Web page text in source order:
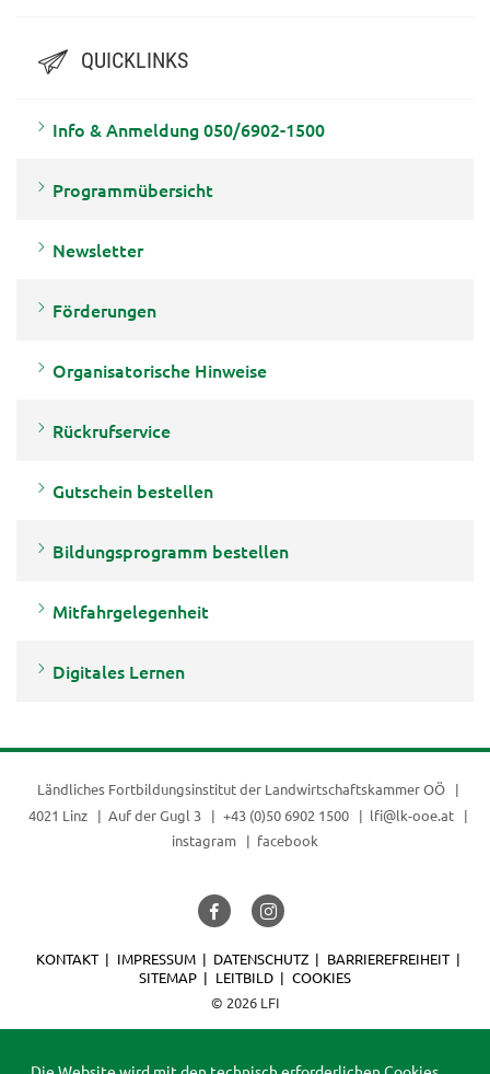
QUICKLINKS
Info & Anmeldung 050/6902-1500
Programmübersicht
Newsletter
Förderungen
Organisatorische Hinweise
Rückrufservice
Gutschein bestellen
Bildungsprogramm bestellen
Mitfahrgelegenheit
Digitales Lernen
Ländliches Fortbildungsinstitut der Landwirtschaftskammer OÖ
4021 Linz
Auf der Gugl 3 +43 (0)50 6902 1500
lfi@lk-ooe.at
instagram
facebook
© 2026 LFI
KONTAKT IMPRESSUM DATENSCHUTZ
BARRIEREFREIHEIT
SITEMAP
LEITBILD COOKIES